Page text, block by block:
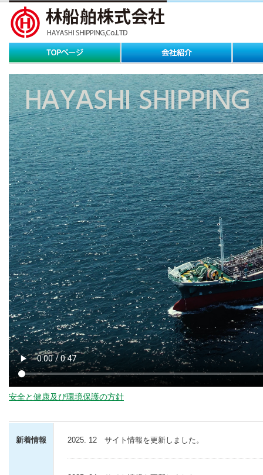
安全と健康及び環境保護の方針
新着情報 2025. 12 サイト情報を更新しました。